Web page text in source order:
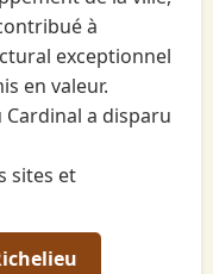
à
exceptionnel
en valeur.
a disparu
sites et